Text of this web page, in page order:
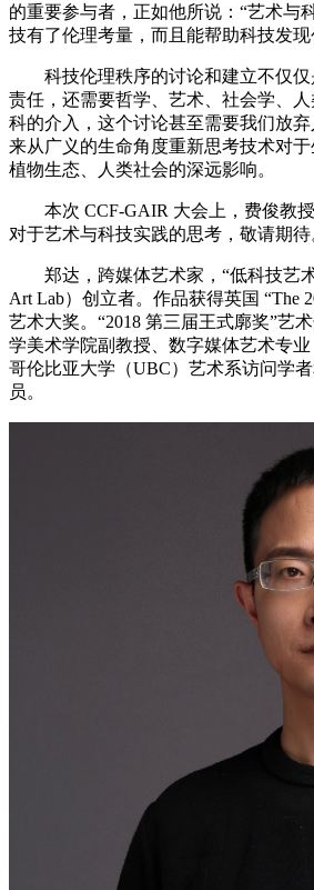
的重要参与者，正如他所说：“艺术与
技有了伦理考量，而且能帮助科技发
科技伦理秩序的讨论和建立不仅仅
责任，还需要哲学、艺术、社会学、
科的介入，这个讨论甚至需要我们放弃
来从广义的生命角度重新思考技术对
植物生态、人类社会的深远影响。
本次 CCF-GAIR 大会上，费俊教授
对于艺术与科技实践的思考，敬请期待
郑达，跨媒体艺术家，“低科技艺术
Art Lab）创立者。作品获得英国 “The
艺术大奖。“2018 第三届王式廓奖”艺
学美术学院副教授、数字媒体艺术专
哥伦比亚大学（UBC）艺术系访问学
员。